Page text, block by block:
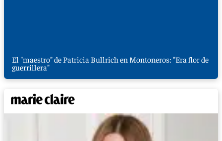
El "maestro" de Patricia Bullrich en Montoneros: "Era flor de
guerrillera"